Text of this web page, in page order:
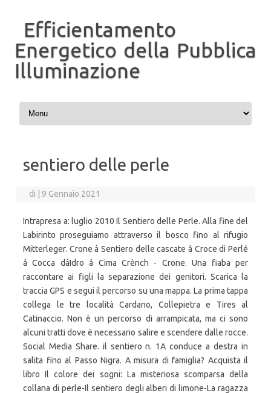
Efficientamento
Energetico della Pubblica
Illuminazione
Vai al contenuto
sentiero delle perle
di 9 Gennaio 2021
Intrapresa a: luglio 2010 Il Sentiero delle Perle. Alla fine del
Labirinto proseguiamo attraverso il bosco fino al rifugio
Mitterleger. Crone â Sentiero delle cascate â Croce di Perlé
â Cocca dâIdro â Cima Crènch - Crone. Una fiaba per
raccontare ai figli la separazione dei genitori. Scarica la
traccia GPS e segui il percorso su una mappa. La prima tappa
collega le tre località Cardano, Collepietra e Tires al
Catinaccio. Non è un percorso di arrampicata, ma ci sono
alcuni tratti dove è necessario salire e scendere dalle rocce.
Social Media Share. il sentiero n. 1A conduce a destra in
salita fino al Passo Nigra. A misura di famiglia? Acquista il
libro Il colore dei sogni: La misteriosa scomparsa della
collana di perle-Il sentiero degli alberi di limone-La ragazza